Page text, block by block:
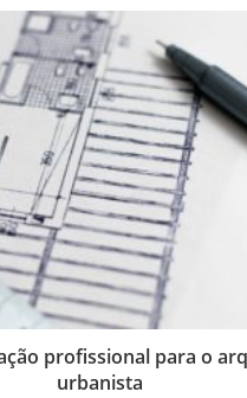
profissional para o
urbanista